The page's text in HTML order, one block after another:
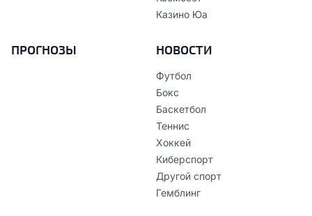
Казино Юа
ПРОГНОЗЫ НОВОСТИ
Футбол
Бокс
Баскетбол
Теннис
Хоккей
Киберспорт
Другой спорт
Гемблинг